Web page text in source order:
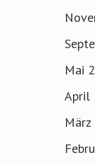
Mai
April